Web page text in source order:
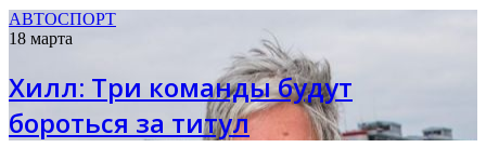
АВТОСПОРТ
18 марта
Хилл: Три команды будут
бороться за титул